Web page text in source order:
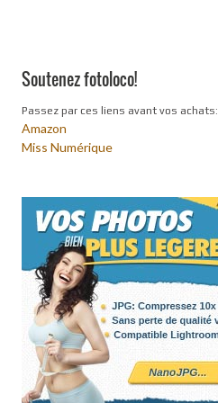
Soutenez fotoloco!
Passez par ces liens avant vos achats:
Amazon
Miss Numérique